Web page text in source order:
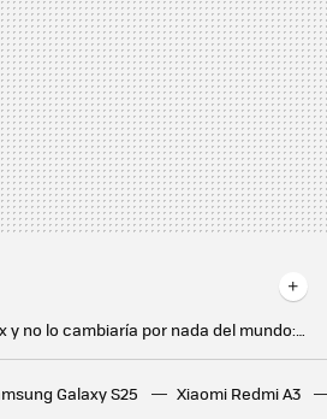
Tengo un Xiaomi TV box y no lo cambiaría por nada del mundo: esto me hizo preferirlo a un Chromecast o un Fire TV
Xiaomi Smart Band 9, la reina de las pulseras de actividad mantiene el trono con el doble de brillo y más batería
Una jardinera ganó más de un millón de euros por el fallo de una web de juegos. Le dijeron que solo le pagarían 20.000, y ha ganado el juicio
Galaxy S25 Xiaomi Redmi A3